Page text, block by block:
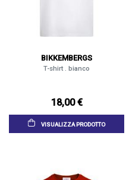
BIKKEMBERGS
T-shirt . bianco
18,00 €
VISUALIZZA PRODOTTO